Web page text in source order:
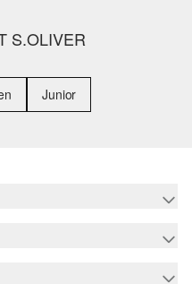
S.OLIVER
Junior